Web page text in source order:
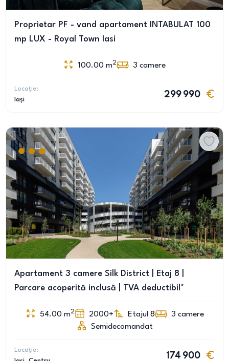
Proprietar PF - vand apartament INTABULAT 100
mp LUX - Royal Town Iasi
100.00 m2 3 camere
Locație:
Iași
299 990
Apartament 3 camere Silk District | Etaj 8 |
Parcare acoperită inclusă | TVA deductibil*
54.00 m2 2000+ Etajul 8 3 camere
Semidecomandat
Locație:
174 900